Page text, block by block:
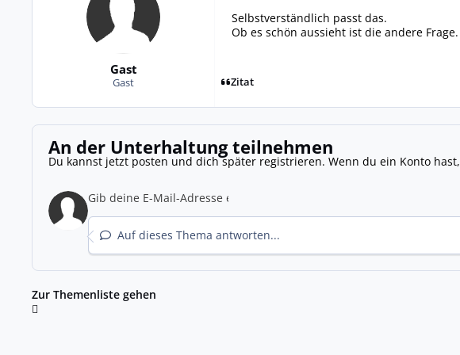
Gast
Gast
Selbstverständlich passt das.
Ob es schön aussieht ist die andere Frage.
Zitat
An der Unterhaltung teilnehmen
Du kannst jetzt posten und dich später registrieren. Wenn du ein Konto hast,
Auf dieses Thema antworten...
Zur Themenliste gehen